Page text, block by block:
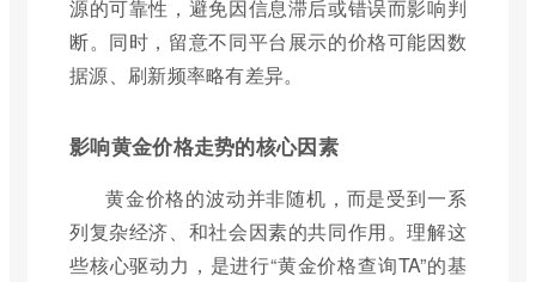
源的可靠性，避免因信息滞后或错误而影响判
断。同时，留意不同平台展示的价格可能因数
据源、刷新频率略有差异。
影响黄金价格走势的核心因素
黄金价格的波动并非随机，而是受到一系
列复杂经济、和社会因素的共同作用。理解这
些核心驱动力，是进行“黄金价格查询TA”的基